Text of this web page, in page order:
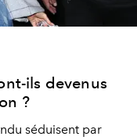
ils devenus
?
séduisent par